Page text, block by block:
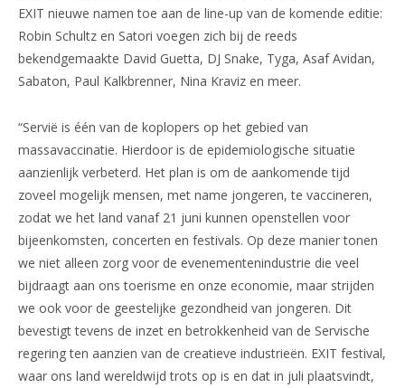
EXIT nieuwe namen toe aan de line-up van de komende editie:
Robin Schultz en Satori voegen zich bij de reeds
bekendgemaakte David Guetta, DJ Snake, Tyga, Asaf Avidan,
Sabaton, Paul Kalkbrenner, Nina Kraviz en meer.
“Servië is één van de koplopers op het gebied van
massavaccinatie. Hierdoor is de epidemiologische situatie
aanzienlijk verbeterd. Het plan is om de aankomende tijd
zoveel mogelijk mensen, met name jongeren, te vaccineren,
zodat we het land vanaf 21 juni kunnen openstellen voor
bijeenkomsten, concerten en festivals. Op deze manier tonen
we niet alleen zorg voor de evenementenindustrie die veel
bijdraagt aan ons toerisme en onze economie, maar strijden
we ook voor de geestelijke gezondheid van jongeren. Dit
bevestigt tevens de inzet en betrokkenheid van de Servische
regering ten aanzien van de creatieve industrieën. EXIT festival,
waar ons land wereldwijd trots op is en dat in juli plaatsvindt,